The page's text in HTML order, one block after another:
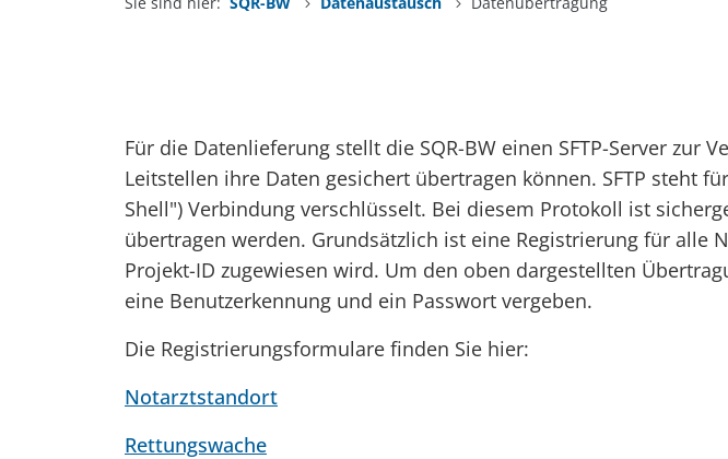
Für die Datenlieferung stellt die SQR-BW einen SFTP-Server zur
Leitstellen ihre Daten gesichert übertragen können. SFTP steht
Shell") Verbindung verschlüsselt. Bei diesem Protokoll ist
übertragen werden. Grundsätzlich ist eine Registrierung für
Projekt-ID zugewiesen wird. Um den oben dargestellten
eine Benutzerkennung und ein Passwort vergeben.
Die Registrierungsformulare finden Sie hier:
Notarztstandort
Rettungswache